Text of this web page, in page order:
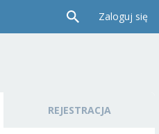
Zaloguj się
REJESTRACJA